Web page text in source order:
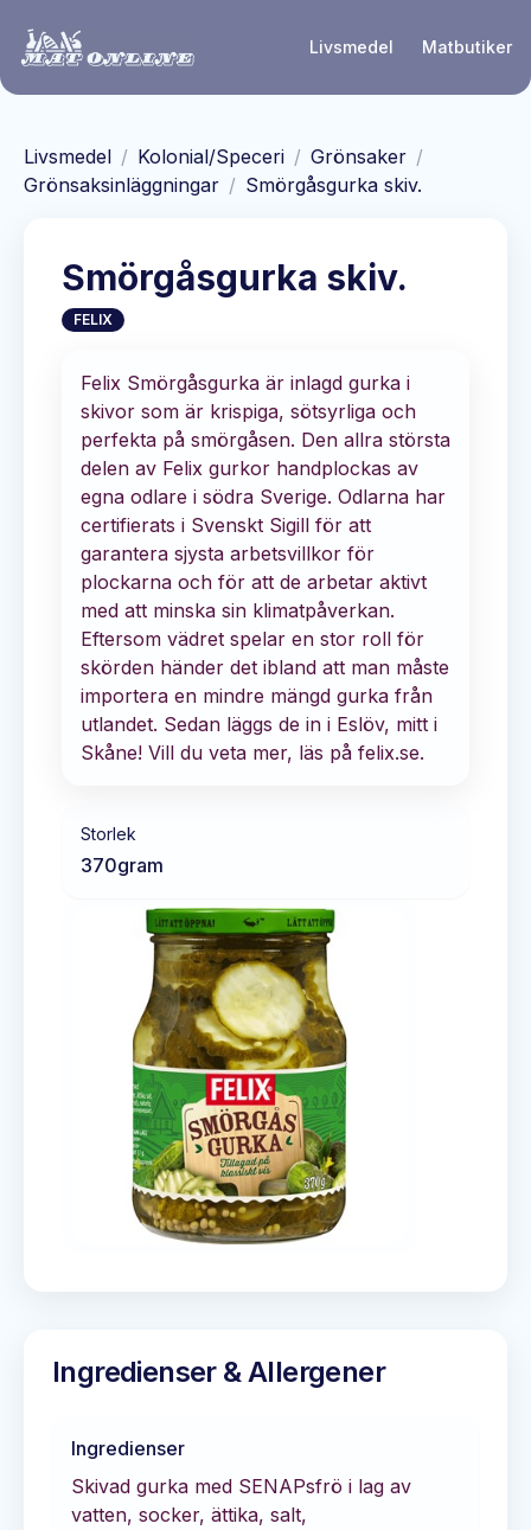
Livsmedel Matbutiker
Livsmedel / Kolonial/Speceri / Grönsaker /
Grönsaksinläggningar / Smörgåsgurka skiv.
Smörgåsgurka skiv.
FELIX
Felix Smörgåsgurka är inlagd gurka i
skivor som är krispiga, sötsyrliga och
perfekta på smörgåsen. Den allra största
delen av Felix gurkor handplockas av
egna odlare i södra Sverige. Odlarna har
certifierats i Svenskt Sigill för att
garantera sjysta arbetsvillkor för
plockarna och för att de arbetar aktivt
med att minska sin klimatpåverkan.
Eftersom vädret spelar en stor roll för
skörden händer det ibland att man måste
importera en mindre mängd gurka från
utlandet. Sedan läggs de in i Eslöv, mitt i
Skåne! Vill du veta mer, läs på felix.se.
Storlek
370gram
Ingredienser & Allergener
Ingredienser
Skivad gurka med SENAPsfrö i lag av
vatten, socker, ättika, salt,